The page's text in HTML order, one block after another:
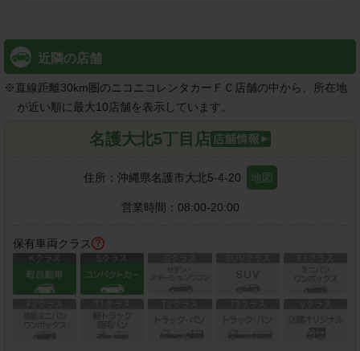
近隣の店舗
※直線距離30km圏のニコニコレンタカーＦＣ店舗の中から、所在地
が近い順に最大10店舗を表示しています。
名護大北5丁目店
住所： 沖縄県名護市大北5-4-20 地図
営業時間： 08:00-20:00
保有車両クラス